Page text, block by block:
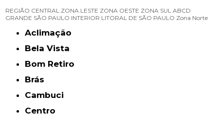
REGIÃO CENTRAL ZONA LESTE ZONA OESTE ZONA SUL ABCD
GRANDE SÃO PAULO INTERIOR LITORAL DE SÃO PAULO Zona Norte
Aclimação
Bela Vista
Bom Retiro
Brás
Cambuci
Centro